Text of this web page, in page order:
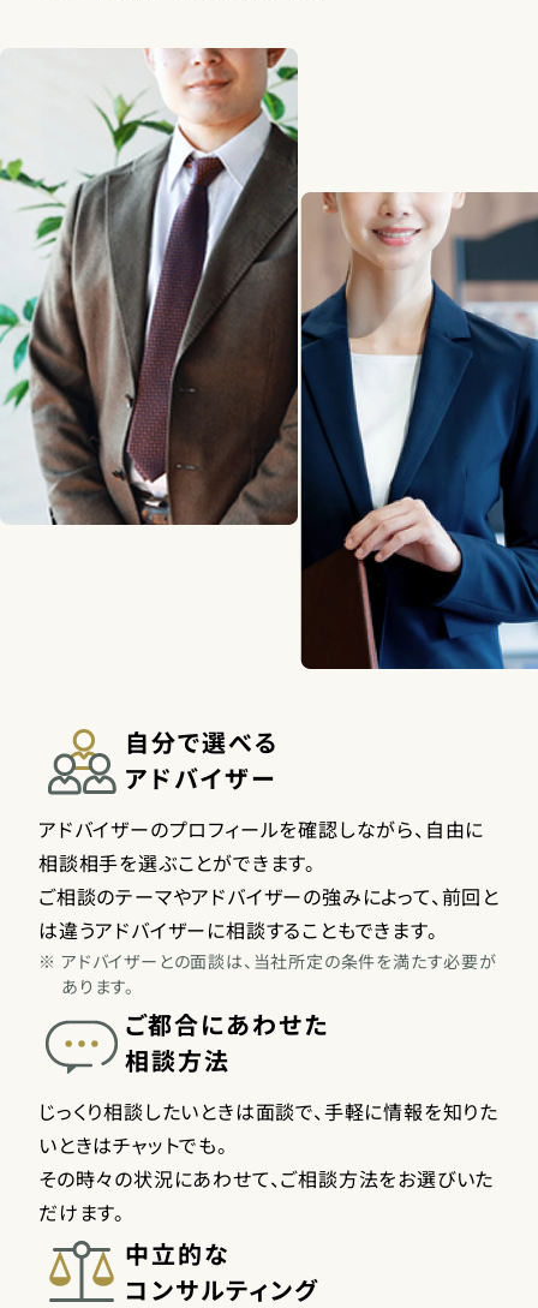
自分で選べる
アドバイザー
アドバイザーのプロフィールを確認しながら、自由に
相談相手を選ぶことができます。
ご相談のテーマやアドバイザーの強みによって、前回と
は違うアドバイザーに相談することもできます。
※ アドバイザーとの面談は、当社所定の条件を満たす必要が
あります。
ご都合にあわせた
相談方法
じっくり相談したいときは面談で、手軽に情報を知りた
いときはチャットでも。
その時々の状況にあわせて、ご相談方法をお選びいた
だけます。
中立的な
コンサルティング